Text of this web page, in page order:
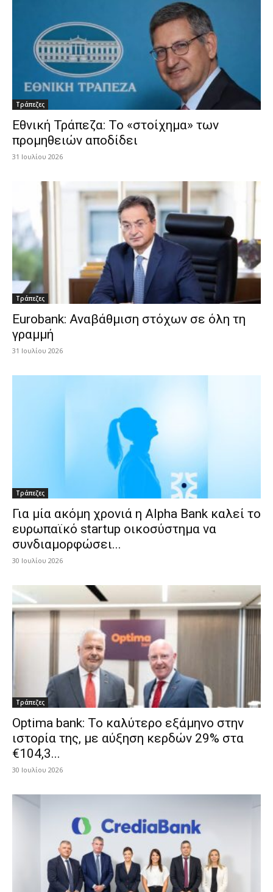
Τράπεζες
Εθνική Τράπεζα: Το «στοίχημα» των
προμηθειών αποδίδει
31 Ιουλίου 2026
Τράπεζες
Eurobank: Αναβάθμιση στόχων σε όλη τη
γραμμή
31 Ιουλίου 2026
Τράπεζες
Για μία ακόμη χρονιά η Alpha Bank καλεί το
ευρωπαϊκό startup οικοσύστημα να
συνδιαμορφώσει...
30 Ιουλίου 2026
Τράπεζες
Optima bank: Το καλύτερο εξάμηνο στην
ιστορία της, με αύξηση κερδών 29% στα
€104,3...
30 Ιουλίου 2026